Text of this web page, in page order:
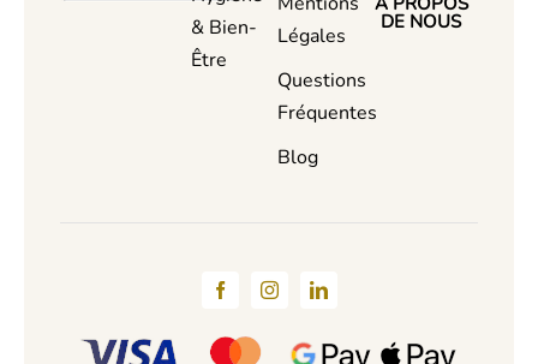
& Bien-
Être
Légales
Questions
Fréquentes
Blog
DE NOUS